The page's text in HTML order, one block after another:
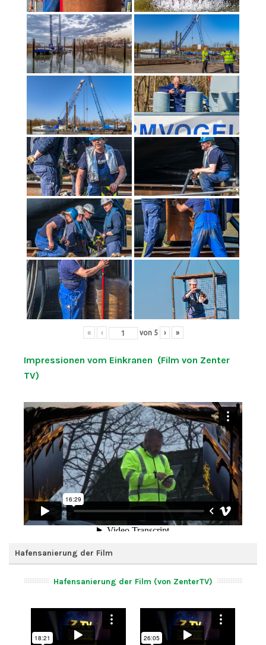
« ‹ von 5 › »
Impressionen vom Einkranen (Film von Zenter
TV)
Hafensanierung der Film
Hafensanierung der Film (von ZenterTV)